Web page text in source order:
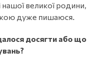
великої родини,
дуже пишаюся.
досягти або що